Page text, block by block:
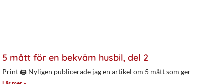
5 mått för en bekväm husbil, del 2
Print 🖨 Nyligen publicerade jag en artikel om 5 mått som ger